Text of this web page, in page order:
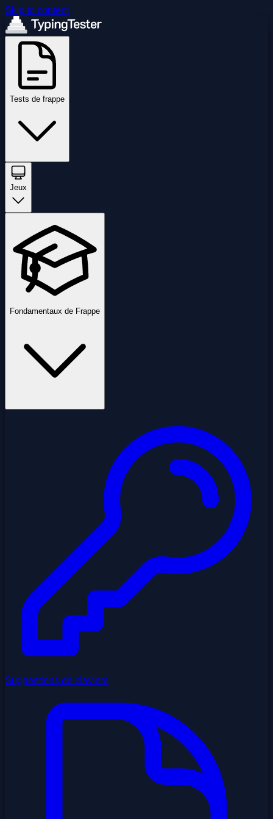
Skip to content
Tests de frappe
Jeux
Fondamentaux de Frappe
Suggestions de claviers